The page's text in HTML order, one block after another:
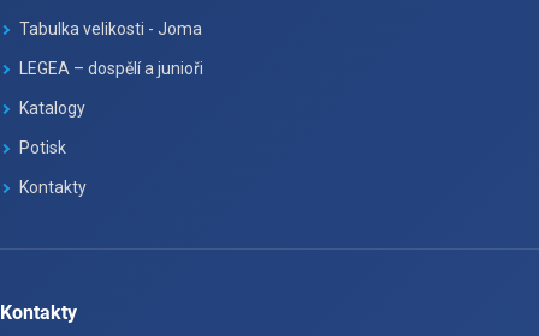
Tabulka velikosti - Joma
LEGEA – dospělí a junioři
Katalogy
Potisk
Kontakty
Kontakty